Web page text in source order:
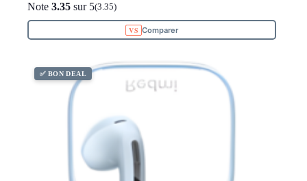
Note 3.35 sur 5(3.35)
Comparer
✅ BON DEAL